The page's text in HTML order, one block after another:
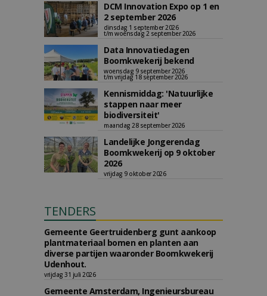
DCM Innovation Expo op 1 en
2 september 2026
dinsdag 1 september 2026
t/m woensdag 2 september 2026
Data Innovatiedagen
Boomkwekerij bekend
woensdag 9 september 2026
t/m vrijdag 18 september 2026
Kennismiddag: 'Natuurlijke
stappen naar meer
biodiversiteit'
maandag 28 september 2026
Landelijke Jongerendag
Boomkwekerij op 9 oktober
2026
vrijdag 9 oktober 2026
TENDERS
Gemeente Geertruidenberg gunt aankoop
plantmateriaal bomen en planten aan
diverse partijen waaronder Boomkwekerij
Udenhout.
vrijdag 31 juli 2026
Gemeente Amsterdam, Ingenieursbureau